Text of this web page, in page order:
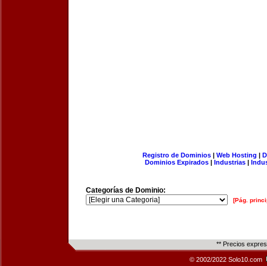
Registro de Dominios| Web Hosting |
Dominios Expirados | Industrias |
Categorías de Dominio:
[Pág.
** Precios
© 2002/2022 Solo10.com